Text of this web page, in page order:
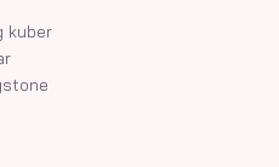
kuber